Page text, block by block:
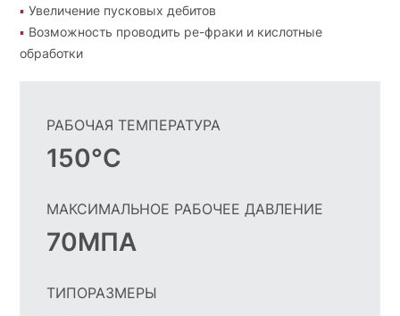
РАБОЧАЯ ТЕМПЕРАТУРА
150°C
МАКСИМАЛЬНОЕ РАБОЧЕЕ ДАВЛЕНИЕ
70МПА
ТИПОРАЗМЕРЫ
Увеличение пусковых дебитов
Возможность проводить ре-фраки и кислотные
обработки